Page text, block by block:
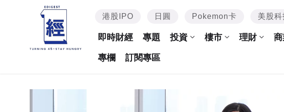
港股IPO 日圓 Pokemon卡 美股科
即時財經 專題 投資 樓市 理財
專欄 訂閱專區